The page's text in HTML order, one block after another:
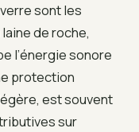
sont les
de roche,
l’énergie sonore
protection
est souvent
sur